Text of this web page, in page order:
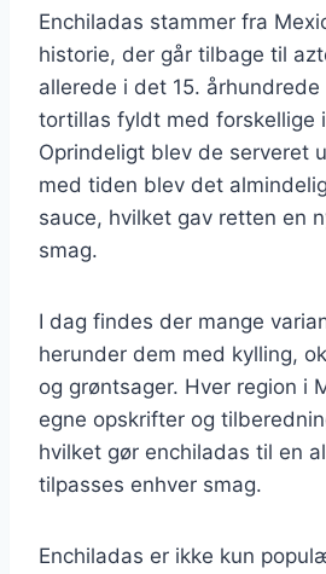
Enchiladas stammer fra
historie, der går tilbage til
allerede i det 15.
tortillas fyldt med forskellige
Oprindeligt blev de serveret
med tiden blev det
sauce, hvilket gav retten en
smag.
I dag findes der mange
herunder dem med kylling,
og grøntsager. Hver region i
egne opskrifter og
hvilket gør enchiladas til en
tilpasses enhver smag.
Enchiladas er ikke kun